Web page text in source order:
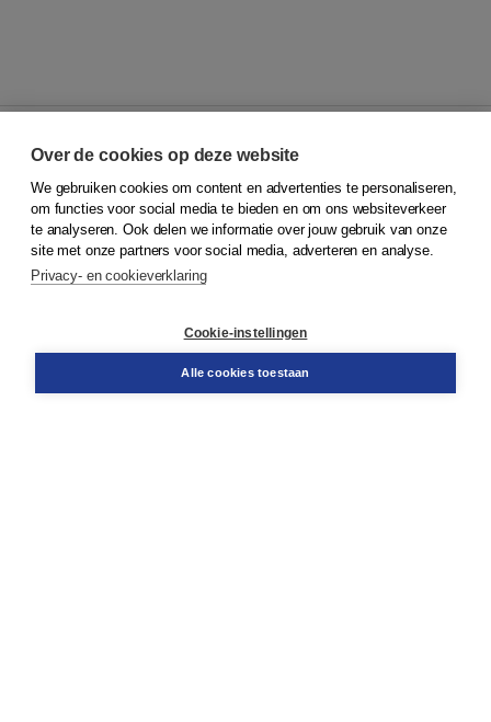
© 2026Koninklijke Boom uitgevers
Klantenservice
Service & informatie
Contact
Over de cookies op deze website
We gebruiken cookies om content en advertenties te personaliseren,
om functies voor social media te bieden en om ons websiteverkeer
te analyseren. Ook delen we informatie over jouw gebruik van onze
site met onze partners voor social media, adverteren en analyse.
Privacy- en cookieverklaring
Cookie-instellingen
Alle cookies toestaan